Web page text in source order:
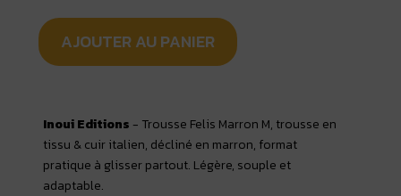
AJOUTER AU PANIER
Inoui Editions - Trousse Felis Marron M, trousse en
tissu & cuir italien, décliné en marron, format
pratique à glisser partout. Légère, souple et
adaptable.